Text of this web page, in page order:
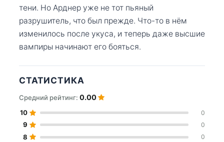
тени. Но Арднер уже не тот пьяный
разрушитель, что был прежде. Что-то в нём
изменилось после укуса, и теперь даже высшие
вампиры начинают его бояться.
СТАТИСТИКА
Средний рейтинг: 0.00
10 0
9 0
8 0